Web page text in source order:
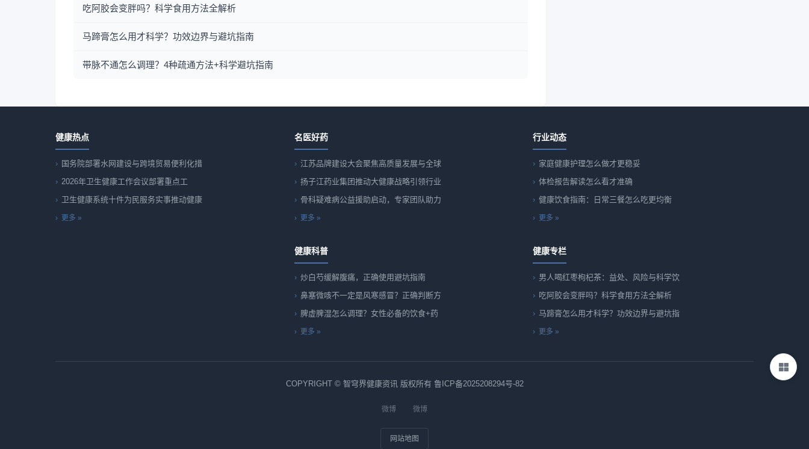
吃阿胶会变胖吗？科学食用方法全解析
马蹄膏怎么用才科学？功效边界与避坑指南
带脉不通怎么调理？4种疏通方法+科学避坑指南
健康热点
国务院部署水网建设与跨境贸易便利化措
2026年卫生健康工作会议部署重点工
卫生健康系统十件为民服务实事推动健康
更多 »
名医好药
江苏品牌建设大会聚焦高质量发展与全球
扬子江药业集团推动大健康战略引领行业
骨科疑难病公益援助启动，专家团队助力
更多 »
行业动态
家庭健康护理怎么做才更稳妥
体检报告解读怎么看才准确
健康饮食指南：日常三餐怎么吃更均衡
更多 »
健康科普
炒白芍缓解腹痛，正确使用避坑指南
鼻塞微咳不一定是风寒感冒？正确判断方
脾虚脾湿怎么调理？女性必备的饮食+药
更多 »
健康专栏
男人喝红枣枸杞茶：益处、风险与科学饮
吃阿胶会变胖吗？科学食用方法全解析
马蹄膏怎么用才科学？功效边界与避坑指
更多 »
COPYRIGHT © 智穹界健康资讯 版权所有 鲁ICP备2025208294号-82
微博 微博
网站地图